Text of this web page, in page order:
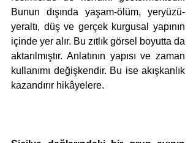
Bunun dışında yaşam-ölüm, yeryüzü-
yeraltı, düş ve gerçek kurgusal yapının
içinde yer alır. Bu zıtlık görsel boyutta da
aktarılmıştır. Anlatının yapısı ve zaman
kullanımı değişkendir. Bu ise akışkanlık
kazandırır hikâyelere.